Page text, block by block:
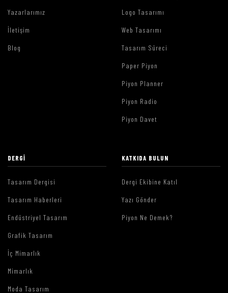
Yazarlarımız
İletişim
Blog
Logo Tasarımı
Web Tasarımı
Tasarım Süreci
Paper Piyon
Piyon Planner
Piyon Radio
Piyon Davet
DERGI
Tasarım Dergisi
Tasarım Haberleri
Endüstriyel Tasarım
Grafik Tasarım
İç Mimarlık
Mimarlık
Moda Tasarım
KATKIDA BULUN
Dergi Ekibine Katıl
Yazı Gönder
Piyon Ne Demek?